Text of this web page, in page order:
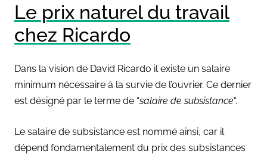
Le prix naturel du travail
chez Ricardo
Dans la vision de David Ricardo il existe un salaire
minimum nécessaire à la survie de l’ouvrier. Ce dernier
est désigné par le terme de “salaire de subsistance“.
Le salaire de subsistance est nommé ainsi, car il
dépend fondamentalement du prix des subsistances